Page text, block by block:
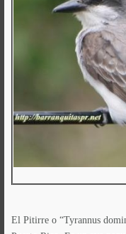
El Pitirre o “Tyrannus